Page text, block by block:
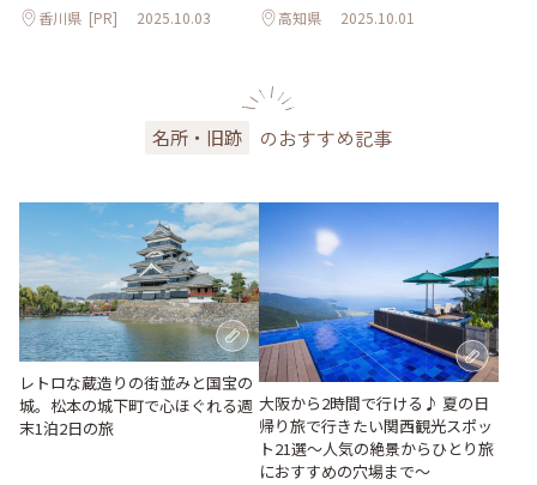
香川県 [PR] 2025.10.03 高知県 2025.10.01
名所・旧跡 のおすすめ記事
レトロな蔵造りの街並みと国宝の
城。松本の城下町で心ほぐれる週
末1泊2日の旅
大阪から2時間で行ける♪ 夏の日
帰り旅で行きたい関西観光スポッ
ト21選～人気の絶景からひとり旅
におすすめの穴場まで～